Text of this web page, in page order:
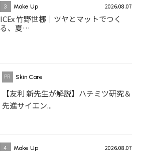
3 Make Up 2026.08.07
ICEx 竹野世梛｜ツヤとマットでつく
る、夏…
Skin Care
【友利 新先生が解説】ハチミツ研究＆
先進サイエン...
4 Make Up 2026.08.07